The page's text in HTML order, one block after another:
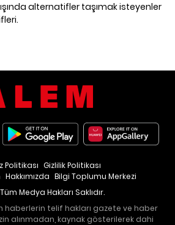
alternatifler taşımak isteyenler
Hakkımızda Bilgi Toplumu Merkezi
Politikası Gizlilik Politikası
Medya Hakları Saklıdır.
haberlerin telif hakları gazete ve haber
alınmadan, kaynak gösterilerek dahi